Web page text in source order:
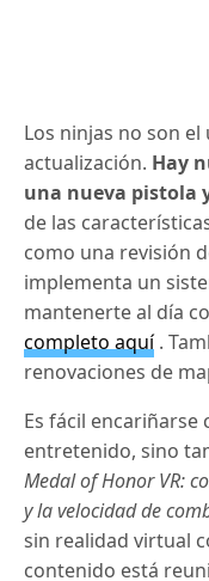
Los ninjas no son
actualización. Hay
una nueva pistola
de las
como una revisión
implementa un
mantenerte al día
completo aquí.
renovaciones de
Es fácil encariñarse
entretenido, sino
Medal of Honor VR:
y la velocidad de
sin realidad virtual
contenido está